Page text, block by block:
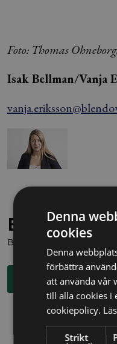
Foto: Thomas
Isak Bellman/Vanja
Behöver du
Boka en kostnadsfri
Boka rådgivning
Denna
cookies
Denna
förbättra
att använda vår
till alla cookies i
cookiepolicy.
Strikt